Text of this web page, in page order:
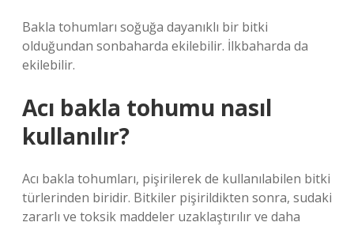
Bakla tohumları soğuğa dayanıklı bir bitki
olduğundan sonbaharda ekilebilir. İlkbaharda da
ekilebilir.
Acı bakla tohumu nasıl
kullanılır?
Acı bakla tohumları, pişirilerek de kullanılabilen bitki
türlerinden biridir. Bitkiler pişirildikten sonra, sudaki
zararlı ve toksik maddeler uzaklaştırılır ve daha